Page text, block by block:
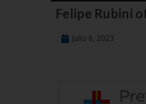
Felipe Rubini
julio 6, 2023